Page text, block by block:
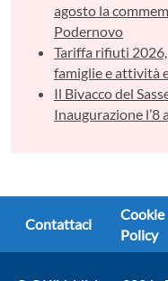
agosto la
Podernovo
Tariffa rifiuti
famiglie e attività
Il Bivacco del
Inaugurazione l’8
Contattaci
Cookie
Policy